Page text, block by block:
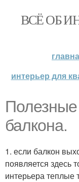
ВСЁ ОБ
интерьер для
балкона.
1. если балкон
появляется здесь
интерьера теплые